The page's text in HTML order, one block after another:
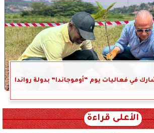
في فعاليات يوم “أوموجاندا” بدولة رواندا
الأعلى قراءة